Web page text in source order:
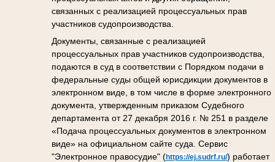
связанных с реализацией процессуальных прав
участников судопроизводства.
Документы, связанные с реализацией
процессуальных прав участников судопроизводства,
подаются в суд в соответствии с Порядком подачи в
федеральные суды общей юрисдикции документов в
электронном виде, в том числе в форме электронного
документа, утвержденным приказом Судебного
департамента от 27 декабря 2016 г. № 251 в разделе
«Подача процессуальных документов в электронном
виде» на официальном сайте суда. Сервис
"Электронное правосудие" (https://ej.sudrf.ru/) работает